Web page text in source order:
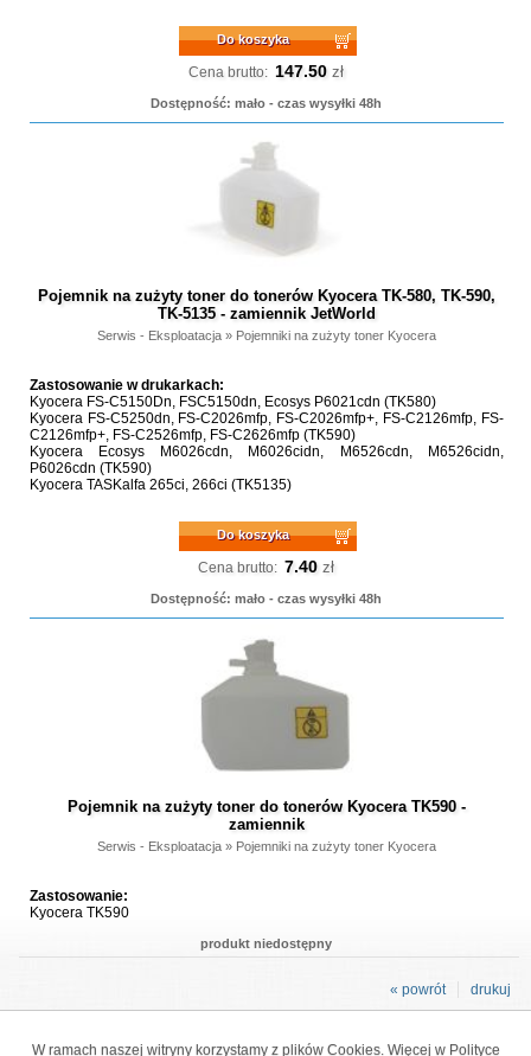
Do koszyka
Cena brutto: 147.50 zł
Dostępność: mało - czas wysyłki 48h
Pojemnik na zużyty toner do tonerów Kyocera TK-580, TK-590,
TK-5135 - zamiennik JetWorld
Serwis - Eksploatacja» Pojemniki na zużyty toner Kyocera
Zastosowanie w drukarkach:
Kyocera FS-C5150Dn, FSC5150dn, Ecosys P6021cdn (TK580)
Kyocera FS-C5250dn, FS-C2026mfp, FS-C2026mfp+, FS-C2126mfp, FS-
C2126mfp+, FS-C2526mfp, FS-C2626mfp (TK590)
Kyocera Ecosys M6026cdn, M6026cidn, M6526cdn, M6526cidn,
P6026cdn (TK590)
Kyocera TASKalfa 265ci, 266ci (TK5135)
Do koszyka
Cena brutto: 7.40 zł
Dostępność: mało - czas wysyłki 48h
Pojemnik na zużyty toner do tonerów Kyocera TK590 -
zamiennik
Serwis - Eksploatacja» Pojemniki na zużyty toner Kyocera
Zastosowanie:
Kyocera TK590
produkt niedostępny
drukuj
« powrót
W ramach naszej witryny korzystamy z plików Cookies. Więcej w Polityce